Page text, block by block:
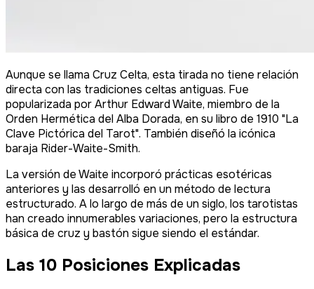
Aunque se llama Cruz Celta, esta tirada no tiene relación
directa con las tradiciones celtas antiguas. Fue
popularizada por Arthur Edward Waite, miembro de la
Orden Hermética del Alba Dorada, en su libro de 1910 "La
Clave Pictórica del Tarot". También diseñó la icónica
baraja Rider-Waite-Smith.
La versión de Waite incorporó prácticas esotéricas
anteriores y las desarrolló en un método de lectura
estructurado. A lo largo de más de un siglo, los tarotistas
han creado innumerables variaciones, pero la estructura
básica de cruz y bastón sigue siendo el estándar.
Las 10 Posiciones Explicadas